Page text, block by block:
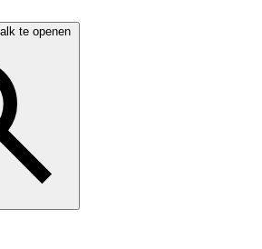
te openen